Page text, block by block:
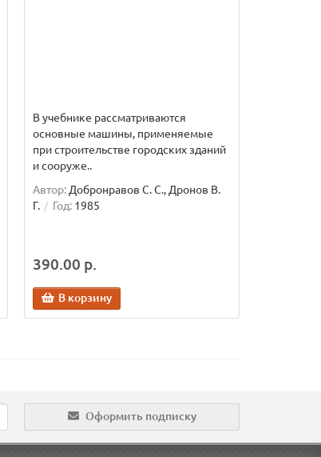
В учебнике рассматриваются
основные машины, применяемые
при строительстве городских зданий
и сооруже..
Автор: Добронравов С. С., Дронов В.
Г.
Год: 1985
390.00 р.
В корзину
Оформить подписку